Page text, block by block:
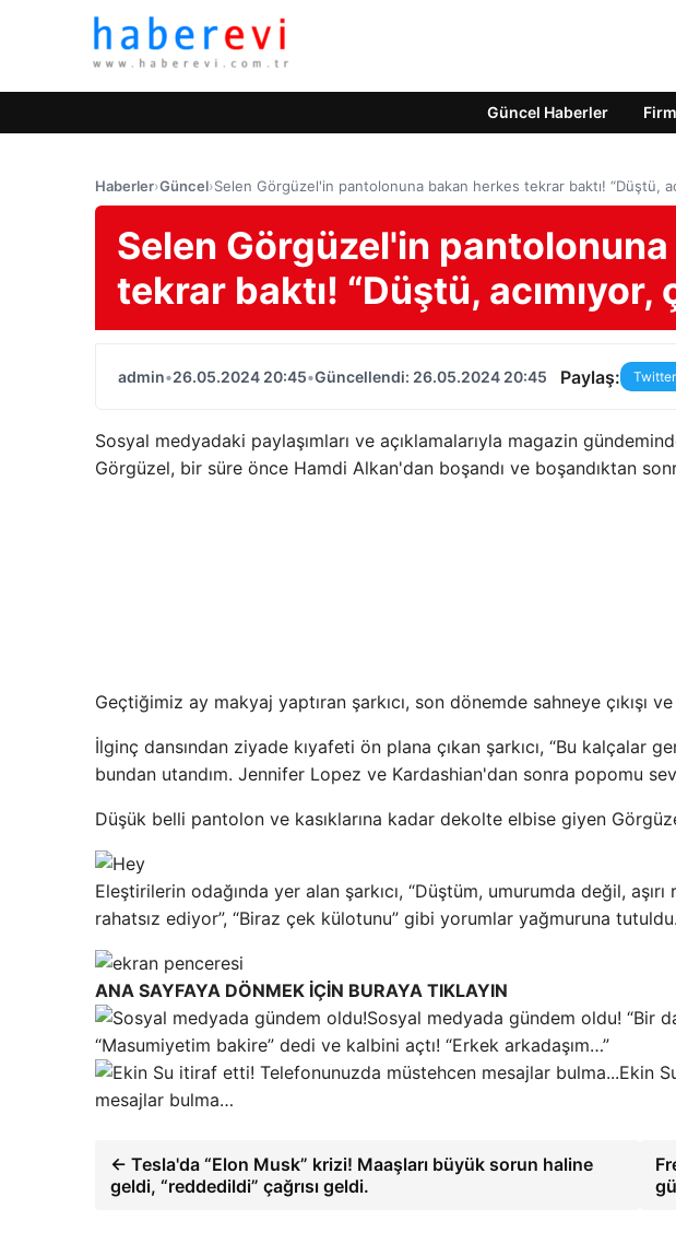
Güncel Haberler
Haberler›Güncel›Selen Görgüzel'in pantolonuna bakan herkes tekrar baktı! “Düştü,
Selen Görgüzel'in
tekrar baktı! “Düştü, acımıyor,
admin•26.05.2024 20:45•Güncellendi: 26.05.2024 20:45 Paylaş: Twitter
Sosyal medyadaki paylaşımları ve açıklamalarıyla magazin
Görgüzel, bir süre önce Hamdi Alkan'dan boşandı ve boşandıktan
Geçtiğimiz ay makyaj yaptıran şarkıcı, son dönemde sahneye çıkışı
İlginç dansından ziyade kıyafeti ön plana çıkan şarkıcı, “Bu kalçalar
bundan utandım. Jennifer Lopez ve Kardashian'dan sonra popomu
Düşük belli pantolon ve kasıklarına kadar dekolte elbise giyen
Eleştirilerin odağında yer alan şarkıcı, “Düştüm, umurumda değil, aşırı
rahatsız ediyor”, “Biraz çek külotunu” gibi yorumlar yağmuruna
ANA SAYFAYA DÖNMEK İÇİN BURAYA TIKLAYIN
Sosyal medyada gündem oldu! “Bir
“Masumiyetim bakire” dedi ve kalbini açtı! “Erkek arkadaşım…”
Ekin
mesajlar bulma…
← Tesla'da “Elon Musk” krizi! Maaşları büyük sorun haline
geldi, “reddedildi” çağrısı geldi.